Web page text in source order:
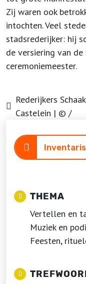
Zij waren ook
intochten. Veel
stadsrederijker: hij
de versiering van
ceremoniemeester.
Rederijkers
Castelein | © /
THEMA
Vertellen en
Muziek en
Feesten,